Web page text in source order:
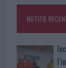
o
k
NOTIZIE